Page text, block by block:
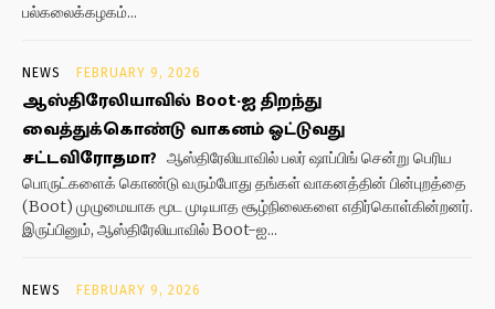
பல்கலைக்கழகம்...
NEWS FEBRUARY 9, 2026
ஆஸ்திரேலியாவில் Boot-ஐ திறந்து
வைத்துக்கொண்டு வாகனம் ஓட்டுவது
சட்டவிரோதமா? ஆஸ்திரேலியாவில் பலர் ஷாப்பிங் சென்று பெரிய
பொருட்களைக் கொண்டு வரும்போது தங்கள் வாகனத்தின் பின்புறத்தை
(Boot) முழுமையாக மூட முடியாத சூழ்நிலைகளை எதிர்கொள்கின்றனர்.
இருப்பினும், ஆஸ்திரேலியாவில் Boot-ஐ...
NEWS FEBRUARY 9, 2026